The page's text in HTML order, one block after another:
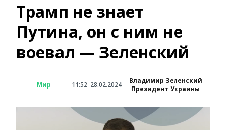
Трамп не знает
Путина, он с ним не
воевал — Зеленский
Мир 11:52 28.02.2024
Владимир Зеленский
Президент Украины